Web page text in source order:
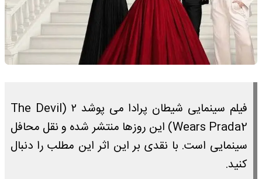
فیلم سینمایی شیطان پرادا می پوشد ۲ (The Devil
Wears Prada2) این روزها منتشر شده و نقل محافل
سینمایی است. با نقدی بر این اثر این مطلب را دنبال
کنید.